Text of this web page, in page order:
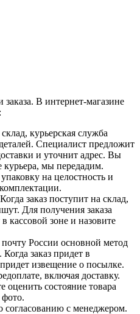
В интернет-магазине
курьерская служба
Специалист предложит
и уточнит адрес. Вы
курьера, мы передадим.
на целостность и
заказ поступит на склад,
Для получения заказа
кассовой зоне и назовите
почту России основной метод
заказ придет в
извещение о посылке.
включая доставку.
состояние товара
с менеджером.